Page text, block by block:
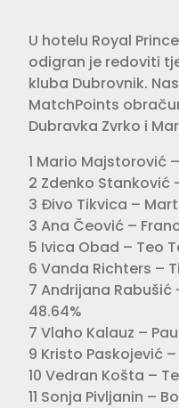
U hotelu Royal
odigran je redoviti
kluba Dubrovnik.
MatchPoints
Dubravka Zvrko i
1 Mario Majstorović
2 Zdenko Stanković
3 Đivo Tikvica –
3 Ana Čeović –
5 Ivica Obad – Teo
6 Vanda Richters –
7 Andrijana Rabušić
48.64%
7 Vlaho Kalauz –
9 Kristo Paskojević
10 Vedran Košta –
11 Sonja Pivljanin –